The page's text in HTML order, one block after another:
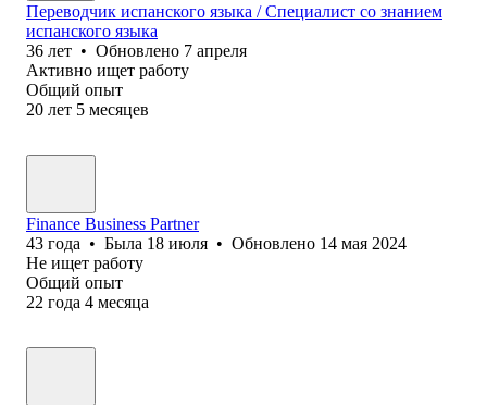
Переводчик испанского языка / Специалист со знанием
испанского языка
36 лет • Обновлено 7 апреля
Активно ищет работу
Общий опыт
20 лет 5 месяцев
Finance Business Partner
43 года • Была 18 июля • Обновлено 14 мая 2024
Не ищет работу
Общий опыт
22 года 4 месяца